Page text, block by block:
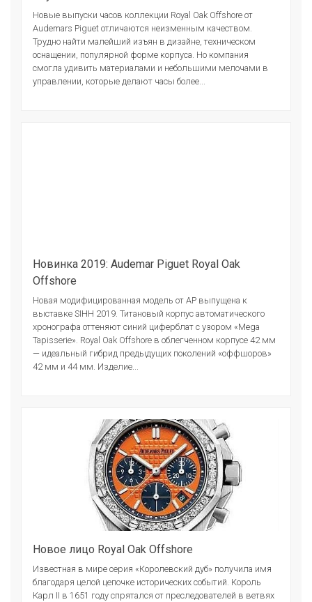
Новые выпуски часов коллекции Royal Oak Offshore от
Audemars Piguet отличаются неизменным качеством.
Трудно найти малейший изъян в дизайне, техническом
оснащении, популярной форме корпуса. Но компания
смогла удивить материалами и небольшими мелочами в
управлении, которые делают часы более...
Новинка 2019: Audemar Piguet Royal Oak
Offshore
Новая модифицированная модель от АР выпущена к
выставке SIHH 2019. Титановый корпус автоматического
хронографа оттеняют синий циферблат с узором «Mega
Tapisserie». Royal Oak Offshore в облегченном корпусе 42 мм
— идеальный гибрид предыдущих поколений «оффшоров»
42 мм и 44 мм. Изделие...
Новое лицо Royal Oak Offshore
Известная в мире серия «Королевский дуб» получила имя
благодаря целой цепочке исторических событий. Король
Карл II в 1651 году спрятался от преследователей в ветвях